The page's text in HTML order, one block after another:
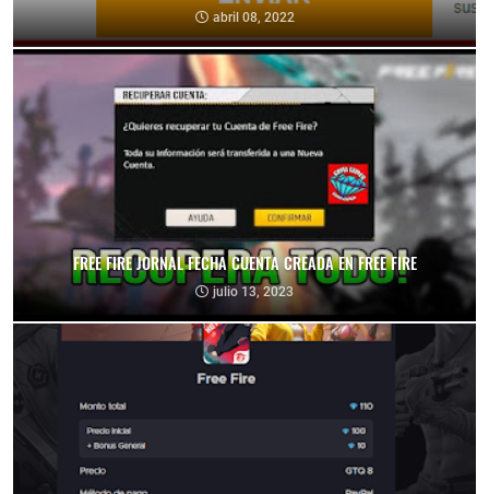
abril 08, 2022
FREE FIRE JORNAL FECHA CUENTA CREADA EN FREE FIRE
julio 13, 2023